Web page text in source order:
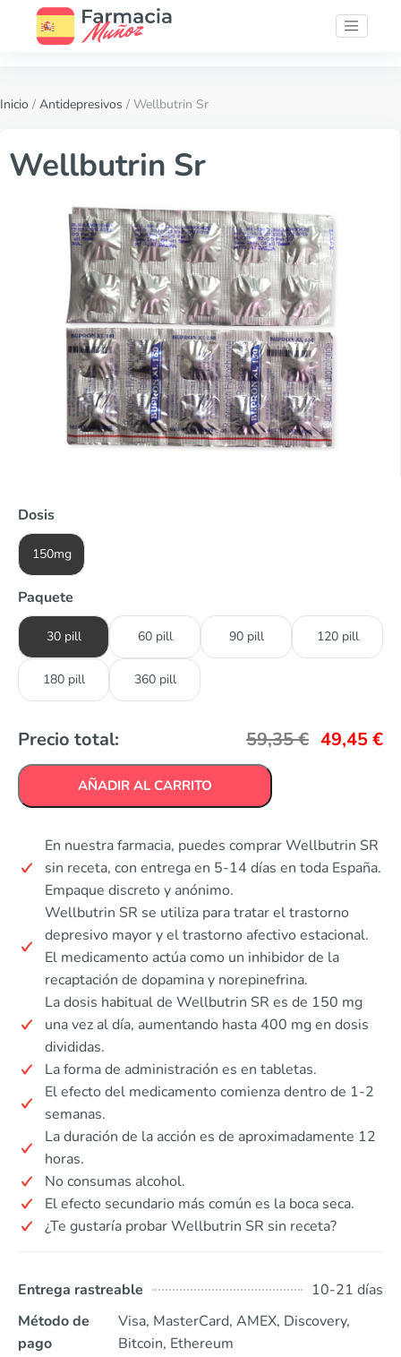
Inicio / Antidepresivos / Wellbutrin Sr
Wellbutrin Sr
Dosis
150mg
Paquete
30 pill 60 pill 90 pill 120 pill
180 pill 360 pill
Precio total: 59,35€ 49,45€
AÑADIR AL CARRITO
En nuestra farmacia, puedes comprar Wellbutrin SR
sin receta, con entrega en 5-14 días en toda España.
Empaque discreto y anónimo.
Wellbutrin SR se utiliza para tratar el trastorno
depresivo mayor y el trastorno afectivo estacional.
El medicamento actúa como un inhibidor de la
recaptación de dopamina y norepinefrina.
La dosis habitual de Wellbutrin SR es de 150 mg
una vez al día, aumentando hasta 400 mg en dosis
divididas.
La forma de administración es en tabletas.
El efecto del medicamento comienza dentro de 1-2
semanas.
La duración de la acción es de aproximadamente 12
horas.
No consumas alcohol.
El efecto secundario más común es la boca seca.
¿Te gustaría probar Wellbutrin SR sin receta?
Entrega rastreable
10-21 días
Método de
pago
Visa, MasterCard, AMEX, Discovery,
Bitcoin, Ethereum